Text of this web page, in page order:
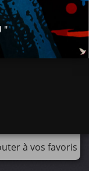
"
à vos favoris